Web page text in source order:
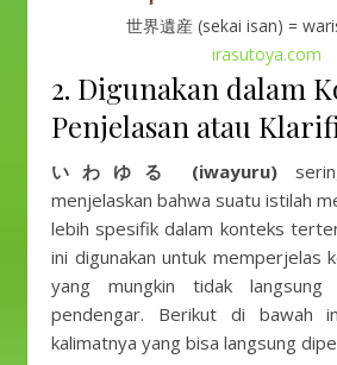
世界遺産 (sekai isan) =
irasutoya.com
2. Digunakan dalam
Penjelasan atau
いわゆる (iwayuru)
menjelaskan bahwa suatu istilah
lebih spesifik dalam konteks
ini digunakan untuk memperjelas
yang mungkin tidak langsung
pendengar. Berikut di bawah
kalimatnya yang bisa langsung